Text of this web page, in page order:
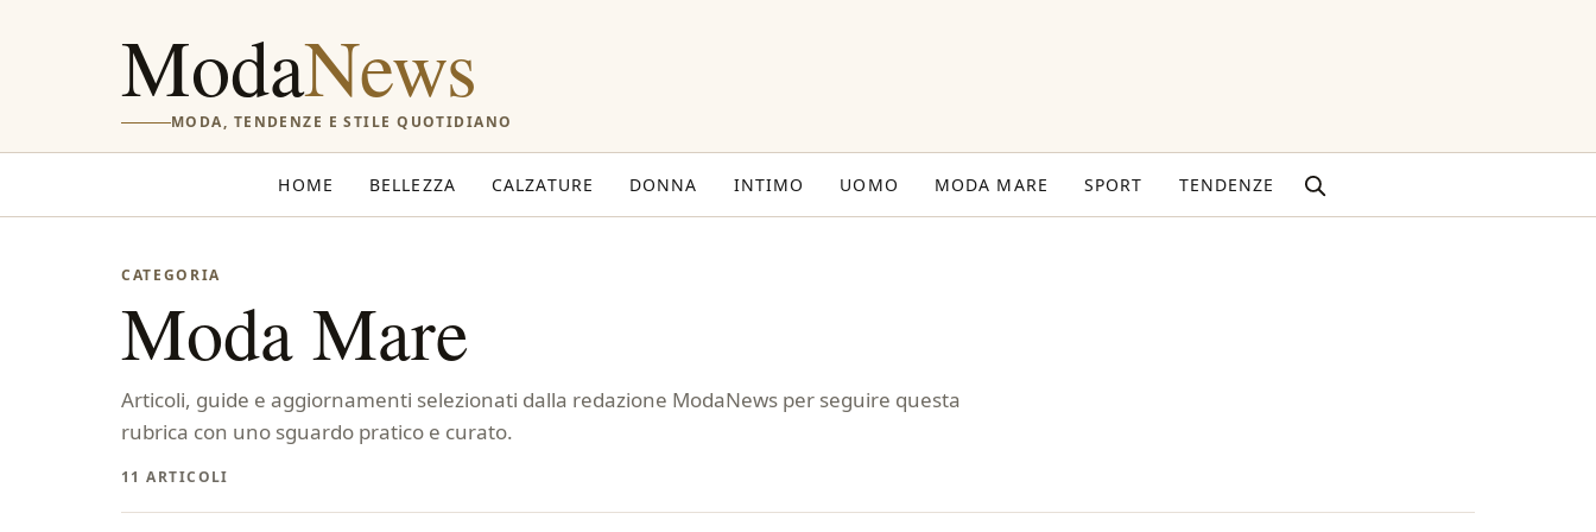
ModaNews
MODA, TENDENZE E STILE QUOTIDIANO
HOME BELLEZZA CALZATURE DONNA INTIMO UOMO MODA MARE SPORT TENDENZE
CATEGORIA
Moda Mare
Articoli, guide e aggiornamenti selezionati dalla redazione ModaNews per seguire questa
rubrica con uno sguardo pratico e curato.
11 ARTICOLI